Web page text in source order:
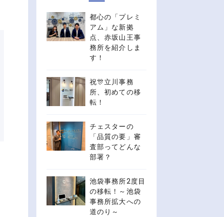
都心の「プレミ
アム」な新拠
点、赤坂山王事
務所を紹介しま
す！
祝🎊立川事務
所、初めての移
転！
チェスターの
「品質の要」審
査部ってどんな
部署？
池袋事務所2度目
の移転！～池袋
事務所拡大への
道のり～